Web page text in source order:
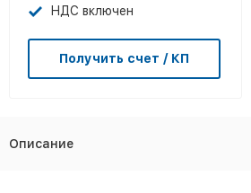
НДС включен
Получить счет / КП
Описание